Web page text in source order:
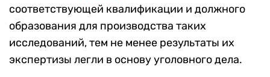
соответствующей квалификации и должного
образования для производства таких
исследований, тем не менее результаты их
экспертизы легли в основу уголовного дела.